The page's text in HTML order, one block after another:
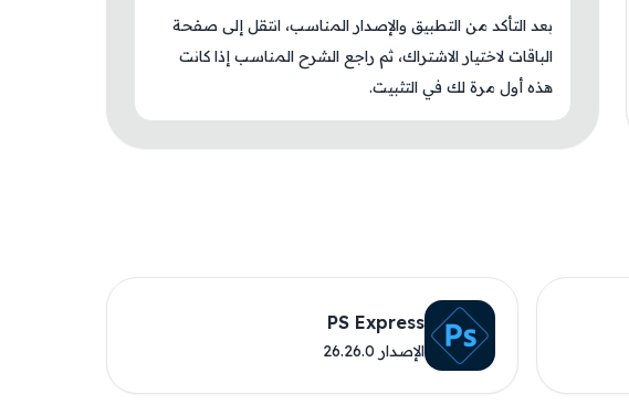
بعد التأكد من التطبيق والإصدار المناسب، انتقل إلى صفحة
الباقات لاختيار الاشتراك، ثم راجع الشرح المناسب إذا كانت
هذه أول مرة لك في التثبيت.
PS Express
الإصدار 26.26.0